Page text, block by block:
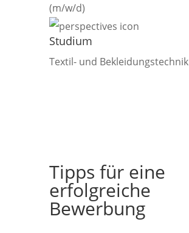
(m/w/d)
Studium
Textil- und Bekleidungstechnik
Tipps für eine
erfolgreiche
Bewerbung